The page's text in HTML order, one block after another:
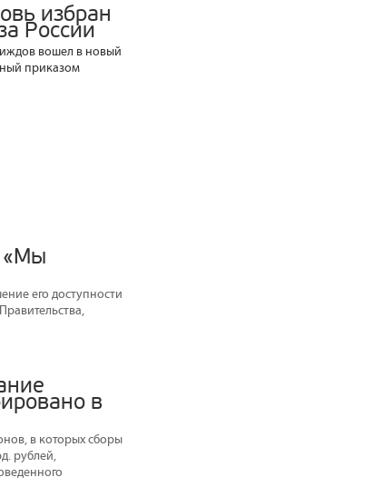
избран
России
вошел в новый
приказом
«Мы
его доступности
в
в которых сборы
рублей,